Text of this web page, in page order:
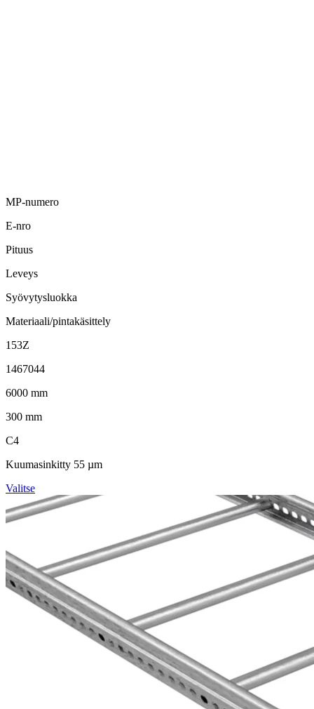
MP-numero
E-nro
Pituus
Leveys
Syövytysluokka
Materiaali/pintakäsittely
153Z
1467044
6000 mm
300 mm
C4
Kuumasinkitty 55 µm
Valitse